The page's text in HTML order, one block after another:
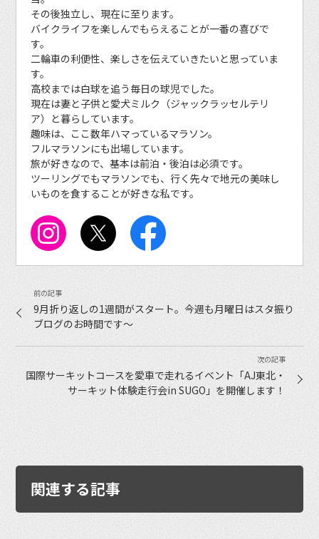
その後独立し、現在に至ります。
バイクライフを楽しんでもらえることが一番の喜びで
す。
二輪車の利便性、楽しさを伝えていきたいと思っていま
す。
高校までは白球を追う毎日の球児でした。
現在は妻と子供と愛犬ミルク（ジャックラッセルテリ
ア）と暮らしています。
趣味は、ここ数年ハマっているマラソン。
フルマラソンにも出場しています。
旅が好きなので、基本は前泊・後泊は必須です。
ツーリングでもマラソンでも、行く先々で地元の美味し
いものを食することが好きな私です。
9月折り返しの1週間がスタート。今週も月曜日はスタ振り
ブログのお時間です〜
国際サーキットコースを愛車で走れるイベント「AJ東北・
サーキット体験走行会in SUGO」を開催します！
関連する記事